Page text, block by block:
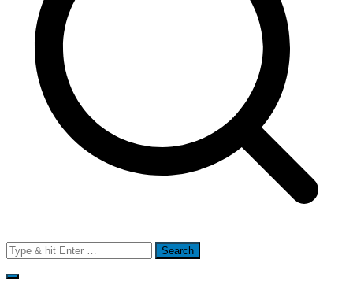
Search
for: